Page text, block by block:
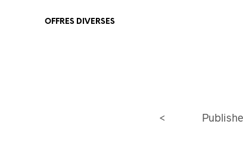
OFFRES DIVERSES
<